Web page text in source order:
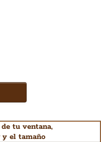
tu ventana,
el tamaño